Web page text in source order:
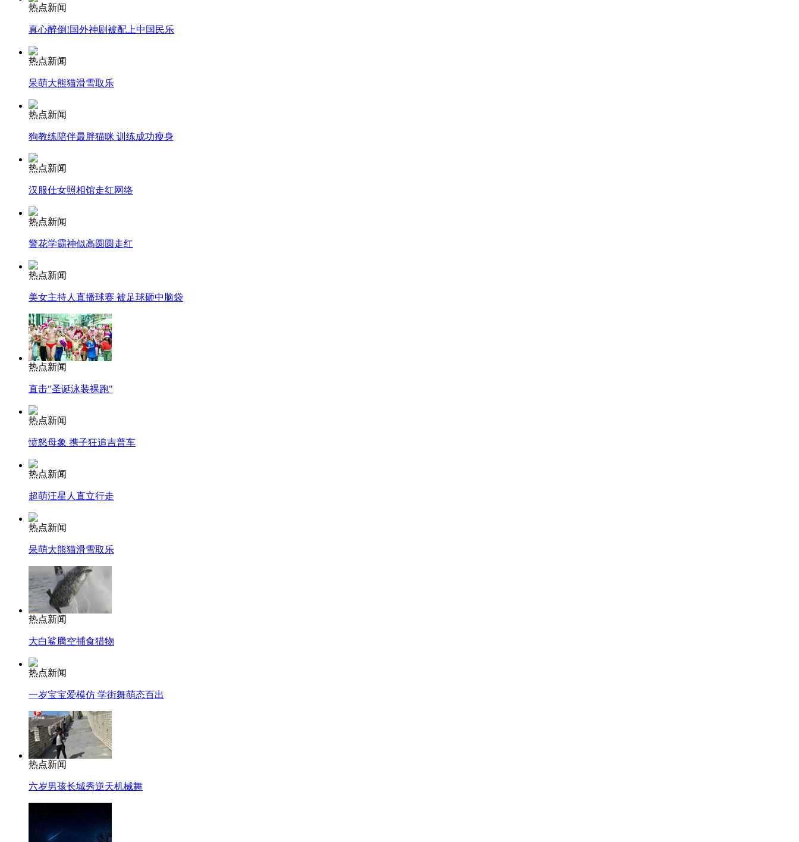
安徽一实载49人客车翻车
消防员救轻生者
司机酒驾遇交警 急速倒车逃窜
热点新闻
真心醉倒!国外神剧被配上中国民乐
热点新闻
呆萌大熊猫滑雪取乐
热点新闻
狗教练陪伴最胖猫咪 训练成功瘦身
热点新闻
汉服仕女照相馆走红网络
热点新闻
警花学霸神似高圆圆走红
热点新闻
美女主持人直播球赛 被足球砸中脑袋
热点新闻
直击"圣诞泳装裸跑"
热点新闻
愤怒母象 携子狂追吉普车
热点新闻
超萌汪星人直立行走
热点新闻
呆萌大熊猫滑雪取乐
热点新闻
大白鲨腾空捕食猎物
热点新闻
一岁宝宝爱模仿 学街舞萌态百出
热点新闻
六岁男孩长城秀逆天机械舞